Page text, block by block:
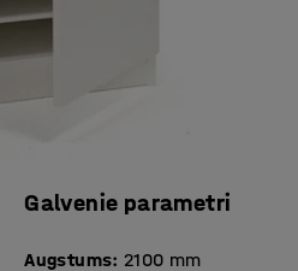
Galvenie parametri
Augstums: 2100 mm